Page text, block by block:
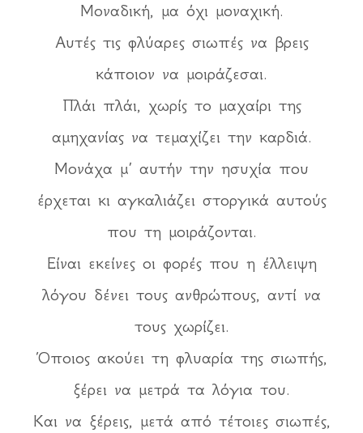
Μοναδική, μα όχι μοναχική.
Αυτές τις φλύαρες σιωπές να βρεις
κάποιον να μοιράζεσαι.
Πλάι πλάι, χωρίς το μαχαίρι της
αμηχανίας να τεμαχίζει την καρδιά.
Μονάχα μ’ αυτήν την ησυχία που
έρχεται κι αγκαλιάζει στοργικά αυτούς
που τη μοιράζονται.
Είναι εκείνες οι φορές που η έλλειψη
λόγου δένει τους ανθρώπους, αντί να
τους χωρίζει.
Όποιος ακούει τη φλυαρία της σιωπής,
ξέρει να μετρά τα λόγια του.
Και να ξέρεις, μετά από τέτοιες σιωπές,